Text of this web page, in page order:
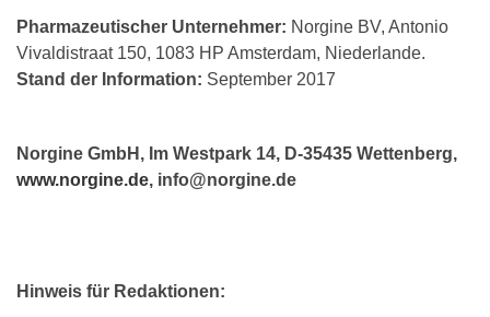
Pharmazeutischer Unternehmer: Norgine BV, Antonio
Vivaldistraat 150, 1083 HP Amsterdam, Niederlande.
Stand der Information: September 2017
Norgine GmbH, Im Westpark 14, D-35435 Wettenberg,
www.norgine.de, info@norgine.de
Hinweis für Redaktionen: